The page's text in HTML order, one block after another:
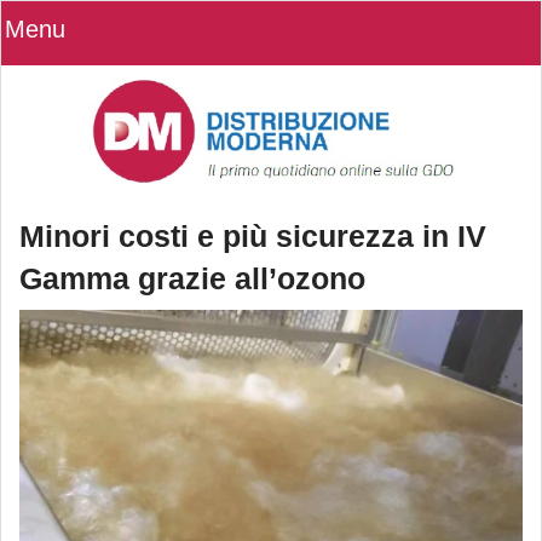
Menu
Minori costi e più sicurezza in IV
Gamma grazie all’ozono